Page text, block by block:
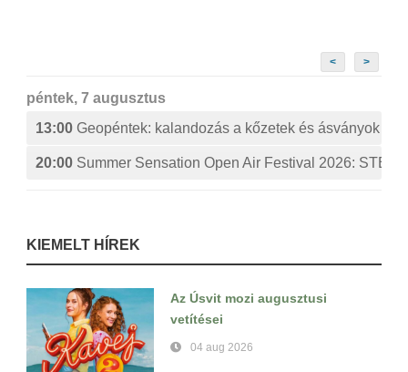
< >
péntek, 7 augusztus
13:00 Geopéntek: kalandozás a kőzetek és ásványok
20:00 Summer Sensation Open Air Festival 2026:
KIEMELT HÍREK
Az Úsvit mozi augusztusi
vetítései
04 aug 2026